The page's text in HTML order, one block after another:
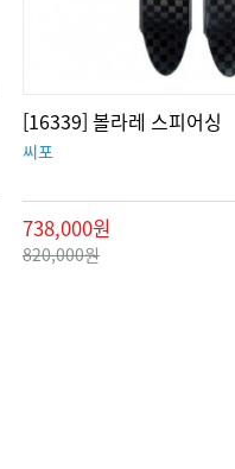
[16339] 볼라레 스피어싱
씨포
738,000원
820,000원